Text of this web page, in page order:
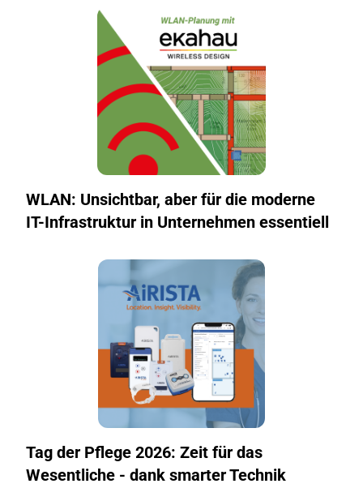
WLAN: Unsichtbar, aber für die moderne
IT-Infrastruktur in Unternehmen essentiell
Tag der Pflege 2026: Zeit für das
Wesentliche - dank smarter Technik